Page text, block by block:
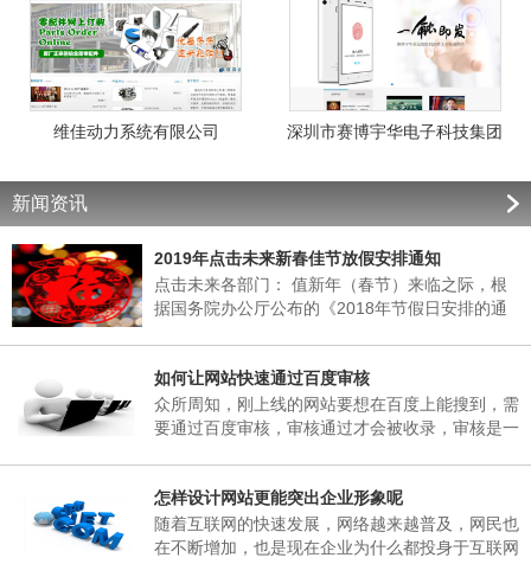
维佳动力系统有限公司 深圳市赛博宇华电子科技集团
新闻资讯
2019年点击未来新春佳节放假安排通知
点击未来各部门： 值新年（春节）来临之际，根
据国务院办公厅公布的《2018年节假日安排的通
下： 一、春节放假时间：为02月06日至02月25
日，02月25日(星期天)正常上班。 二、各部门接
通知后，妥善安排好值班工作，并将各部门值班表
如何让网站快速通过百度审核
众所周知，刚上线的网站要想在百度上能搜到，需
要通过百度审核，审核通过才会被收录，审核是一
网站，很多站长想破脑袋都不知所措，这里深圳网
站建设小编介绍到，原因其实很简单，当网页被收
录后搜索引擎会对一个网站进行审核，这期间搜索
怎样设计网站更能突出企业形象呢
随着互联网的快速发展，网络越来越普及，网民也
在不断增加，也是现在企业为什么都投身于互联网